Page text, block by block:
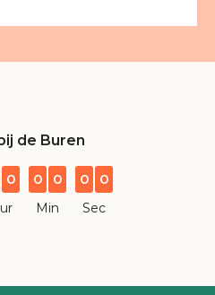
de Buren
0 0 0
Min
0 0
Sec